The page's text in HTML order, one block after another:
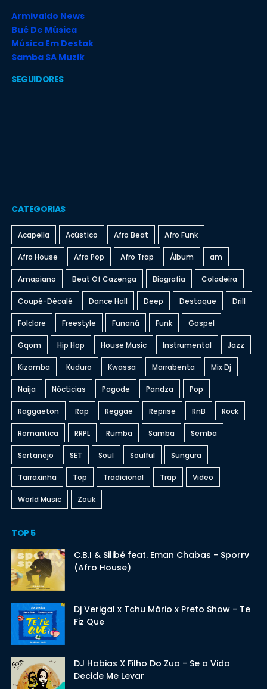
Armivaldo News
Bué De Música
Música Em Destak
Samba SA Muzik
SEGUIDORES
CATEGORIAS
Acapella Acústico Afro Beat Afro Funk
Afro House Afro Pop Afro Trap Álbum am
Amapiano Beat Of Cazenga Biografia Coladeira
Coupé-Décalé Dance Hall Deep Destaque Drill
Folclore Freestyle Funaná Funk Gospel
Gqom Hip Hop House Music Instrumental Jazz
Kizomba Kuduro Kwassa Marrabenta Mix Dj
Naija Nócticias Pagode Pandza Pop
Raggaeton Rap Reggae Reprise RnB Rock
Romantica RRPL Rumba Samba Semba
Sertanejo SET Soul Soulful Sungura
Tarraxinha Top Tradicional Trap Video
World Music Zouk
TOP 5
C.B.I & Silibé feat. Eman Chabas - Sporrv
(Afro House)
Dj Verigal x Tchu Mário x Preto Show - Te
Fiz Que
DJ Habias X Filho Do Zua - Se a Vida
Decide Me Levar